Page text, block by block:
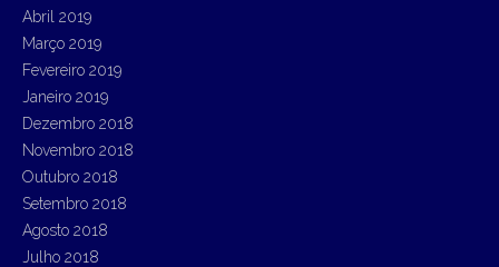
Abril 2019
Março 2019
Fevereiro 2019
Janeiro 2019
Dezembro 2018
Novembro 2018
Outubro 2018
Setembro 2018
Agosto 2018
Julho 2018